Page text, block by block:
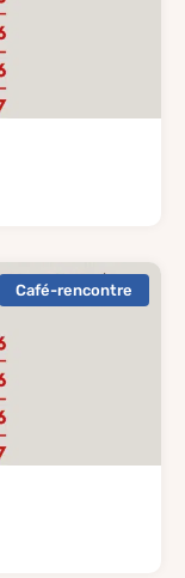
Café-rencontre